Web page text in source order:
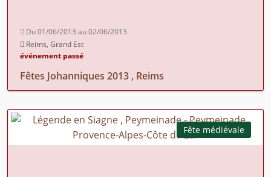
Du 01/06/2013 au 02/06/2013
Reims, Grand Est
événement passé
Fêtes Johanniques 2013 , Reims
Fête médiévale